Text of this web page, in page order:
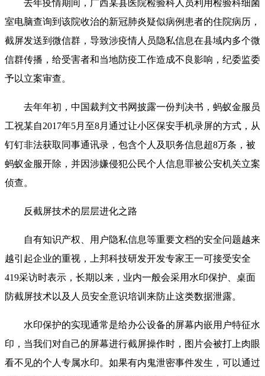
去年疫情期间，广西某县医院检验科人员利用检验科细菌
室电脑查询到该院收治的新冠肺炎疑似病例患者的住院病历，
截屏发送到微信群，导致涉疫情人员隐私信息在县域内多个微
信群传播，给受害者和当地防疫工作造成不良影响，纪委监委
予以立案审查。
去年年初，中国裁判文书网披露一份判决书，蚂蚁金服员
工祝某自2017年5月至8月通过让小区保安手机录屏的方式，从
钉钉非法获取同事通讯录，包含个人及职务信息超8万条，被
蚂蚁金服开除，并因涉嫌侵犯公民个人信息罪被公安机关立案
侦查。
反截屏技术的层层进化之路
自有知识产权、用户隐私信息等重要文档的安全问题越来
越引起企业的重视，上邦科技研发开发专家王一可接受安全
419采访时表示，长期以来，业内一般会采用水印保护、桌面
防截屏技术以及人员安全意识培训来防止这类数据泄露。
水印保护的实现通常是给办公设备的屏幕内嵌用户特征水
印，当我们对自己的屏幕进行截屏操作时，图片会被打上肉眼
看不见的个人专属水印。如果有内鬼泄密事件发生，可以通过